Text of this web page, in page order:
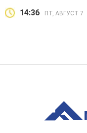
14:36 ПТ, АВГУСТ 7